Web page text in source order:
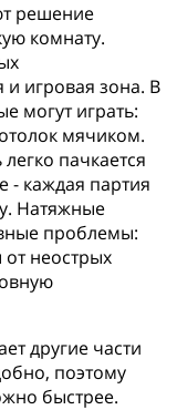
решение
комнату.
и игровая зона. В
могут играть:
мячиком.
пачкается
- каждая партия
Натяжные
проблемы:
неострых
другие части
поэтому
быстрее.